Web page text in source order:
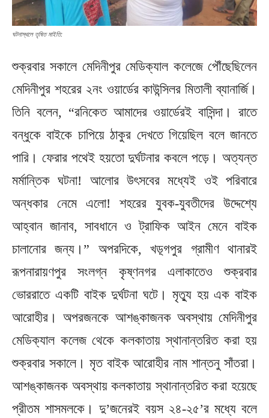
ঘটনাস্থলে তৃষিত মাইতি:
শুক্রবার সকালে মেদিনীপুর মেডিক্যাল কলেজে পৌঁছেছিলেন
মেদিনীপুর শহরের ২নং ওয়ার্ডের কাউন্সিলর মিতালী ব্যানার্জি।
তিনি বলেন, “রনিকেত আমাদের ওয়ার্ডেরই বাসিন্দা। রাতে
বন্ধুকে বাইকে চাপিয়ে ঠাকুর দেখতে গিয়েছিল বলে জানতে
পারি। ফেরার পথেই হয়তো দুর্ঘটনার কবলে পড়ে। অত্যন্ত
মর্মান্তিক ঘটনা! আলোর উৎসবের মধ্যেই ওই পরিবারে
অন্ধকার নেমে এলো! শহরের যুবক-যুবতীদের উদ্দেশ্যে
আহ্বান জানাব, সাবধানে ও ট্রাফিক আইন মেনে বাইক
চালানোর জন্য।” অপরদিকে, খড়্গপুর গ্রামীণ থানারই
রূপনারায়ণপুর সংলগ্ন কৃষ্ণনগর এলাকাতেও শুক্রবার
ভোররাতে একটি বাইক দুর্ঘটনা ঘটে। মৃত্যু হয় এক বাইক
আরোহীর। অপরজনকে আশঙ্কাজনক অবস্থায় মেদিনীপুর
মেডিক্যাল কলেজ থেকে কলকাতায় স্থানান্তরিত করা হয়
শুক্রবার সকালে। মৃত বাইক আরোহীর নাম শান্তনু সাঁতরা।
আশঙ্কাজনক অবস্থায় কলকাতায় স্থানান্তরিত করা হয়েছে
প্রীতম শাসমলকে। দু’জনেরই বয়স ২৪-২৫’র মধ্যে বলে